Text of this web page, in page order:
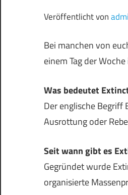
Veröffentlicht von
Bei manchen von
einem Tag der
Was bedeutet
Der englische Begriff
Ausrottung oder
Seit wann gibt es
Gegründet wurde
organisierte